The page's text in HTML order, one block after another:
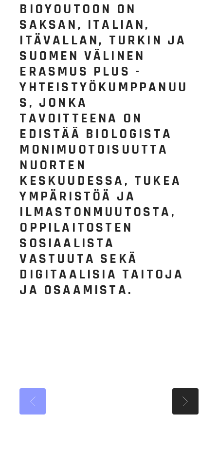
BIOYOUTOON ON
SAKSAN, ITALIAN,
ITÄVALLAN, TURKIN JA
SUOMEN VÄLINEN
ERASMUS PLUS -
YHTEISTYÖKUMPPANUU
S, JONKA
TAVOITTEENA ON
EDISTÄÄ BIOLOGISTA
MONIMUOTOISUUTTA
NUORTEN
KESKUUDESSA, TUKEA
YMPÄRISTÖÄ JA
ILMASTONMUUTOSTA,
OPPILAITOSTEN
SOSIAALISTA
VASTUUTA SEKÄ
DIGITAALISIA TAITOJA
JA OSAAMISTA.